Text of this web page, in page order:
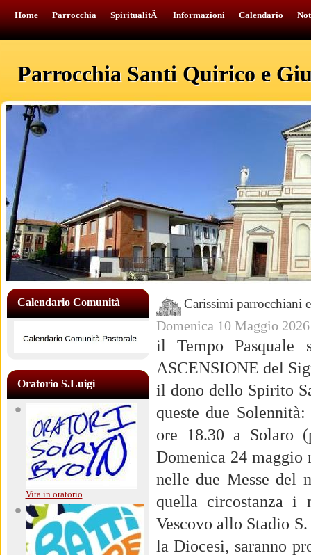
Home Parrocchia SpiritualitÃ Informazioni Calendario
Parrocchia Santi Quirico e
Calendario Comunità
Oratorio S.Luigi
Vita in oratorio
Carissimi parrocchiani
Domenica 10 Maggio
il Tempo Pasquale
ASCENSIONE del
il dono dello Spirito
queste due
ore 18.30 a Solaro
Domenica 24 maggio
nelle due Messe del
quella circostanza i
Vescovo allo Stadio
la Diocesi, saranno